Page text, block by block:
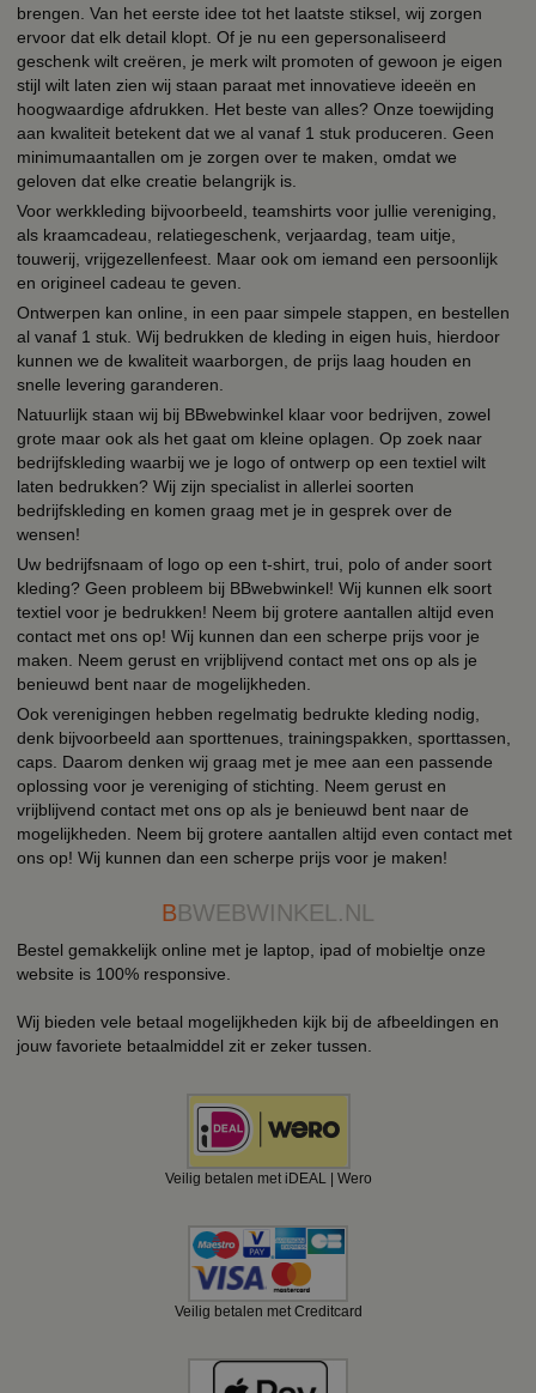
brengen. Van het eerste idee tot het laatste stiksel, wij zorgen
ervoor dat elk detail klopt. Of je nu een gepersonaliseerd
geschenk wilt creëren, je merk wilt promoten of gewoon je eigen
stijl wilt laten zien wij staan paraat met innovatieve ideeën en
hoogwaardige afdrukken. Het beste van alles? Onze toewijding
aan kwaliteit betekent dat we al vanaf 1 stuk produceren. Geen
minimumaantallen om je zorgen over te maken, omdat we
geloven dat elke creatie belangrijk is.
Voor werkkleding bijvoorbeeld, teamshirts voor jullie vereniging,
als kraamcadeau, relatiegeschenk, verjaardag, team uitje,
touwerij, vrijgezellenfeest. Maar ook om iemand een persoonlijk
en origineel cadeau te geven.
Ontwerpen kan online, in een paar simpele stappen, en bestellen
al vanaf 1 stuk. Wij bedrukken de kleding in eigen huis, hierdoor
kunnen we de kwaliteit waarborgen, de prijs laag houden en
snelle levering garanderen.
Natuurlijk staan wij bij BBwebwinkel klaar voor bedrijven, zowel
grote maar ook als het gaat om kleine oplagen. Op zoek naar
bedrijfskleding waarbij we je logo of ontwerp op een textiel wilt
laten bedrukken? Wij zijn specialist in allerlei soorten
bedrijfskleding en komen graag met je in gesprek over de
wensen!
Uw bedrijfsnaam of logo op een t-shirt, trui, polo of ander soort
kleding? Geen probleem bij BBwebwinkel! Wij kunnen elk soort
textiel voor je bedrukken! Neem bij grotere aantallen altijd even
contact met ons op! Wij kunnen dan een scherpe prijs voor je
maken. Neem gerust en vrijblijvend contact met ons op als je
benieuwd bent naar de mogelijkheden.
Ook verenigingen hebben regelmatig bedrukte kleding nodig,
denk bijvoorbeeld aan sporttenues, trainingspakken, sporttassen,
caps. Daarom denken wij graag met je mee aan een passende
oplossing voor je vereniging of stichting. Neem gerust en
vrijblijvend contact met ons op als je benieuwd bent naar de
mogelijkheden. Neem bij grotere aantallen altijd even contact met
ons op! Wij kunnen dan een scherpe prijs voor je maken!
BBWEBWINKEL.NL
Bestel gemakkelijk online met je laptop, ipad of mobieltje onze
website is 100% responsive.
Wij bieden vele betaal mogelijkheden kijk bij de afbeeldingen en
jouw favoriete betaalmiddel zit er zeker tussen.
Veilig betalen met iDEAL | Wero
Veilig betalen met Creditcard